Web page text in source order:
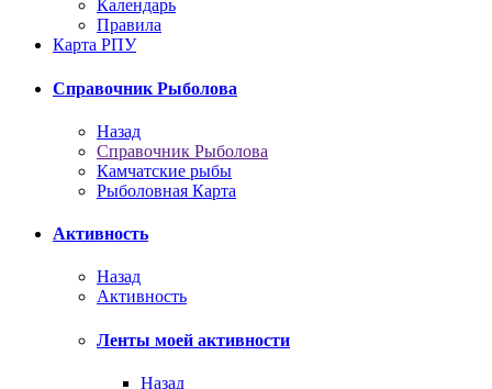
Календарь
Правила
Карта РПУ
Справочник Рыболова
Назад
Справочник Рыболова
Камчатские рыбы
Рыболовная Карта
Активность
Назад
Активность
Ленты моей активности
Назад